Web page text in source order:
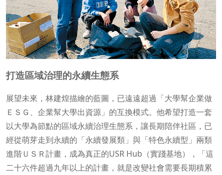
打造區域治理的永續生態系
展望未來，林建煌描繪的藍圖，已遠遠超過「大學幫企業做
ＥＳＧ、企業幫大學出資源」的互換模式。他希望打造一套
以大學為節點的區域永續治理生態系，讓長期陪伴社區，已
經從萌芽走到永續的「永續發展類」與「特色永續型」兩類
進階ＵＳＲ計畫，成為真正的USR Hub（實踐基地），「這
二十六件超過九年以上的計畫，就是改變社會需要長期積累